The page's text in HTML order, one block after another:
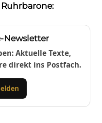
Newsletter
Aktuelle Texte,
direkt ins Postfach.